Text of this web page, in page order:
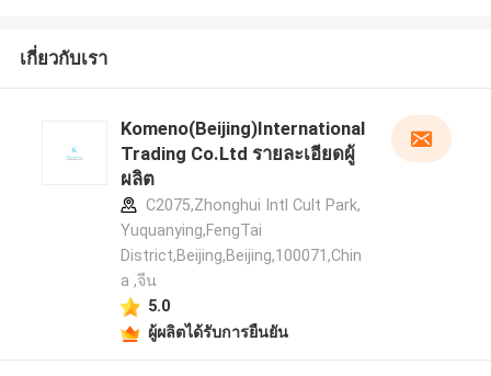
เกี่ยวกับเรา
Komeno(Beijing)International
Trading Co.Ltd รายละเอียดผู้
ผลิต
C2075,Zhonghui Intl Cult Park,
Yuquanying,FengTai
District,Beijing,Beijing,100071,Chin
a ,จีน
5.0
ผู้ผลิตได้รับการยืนยัน